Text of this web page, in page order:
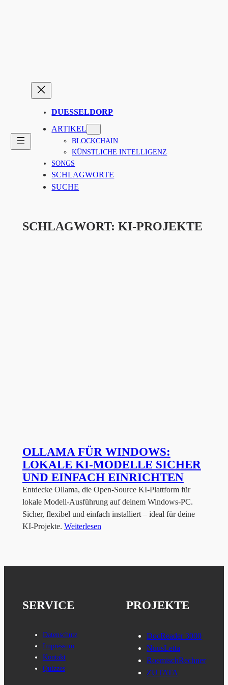
DUESSELDORP
ARTIKEL
BLOCKCHAIN
KÜNSTLICHE INTELLIGENZ
SONGS
SCHLAGWORTE
SUCHE
SCHLAGWORT: KI-PROJEKTE
OLLAMA FÜR WINDOWS:
LOKALE KI-MODELLE SICHER
UND EINFACH EINRICHTEN
Entdecke Ollama, die Open-Source KI-Plattform für
lokale Modell-Ausführung auf deinem Windows-PC.
Sicher, flexibel und einfach installiert – ideal für deine
KI-Projekte. Weiterlesen
SERVICE
Datenschutz
Impressum
Kontakt
Quizzes
PROJEKTE
DocReader 3000
NuusLetta
RoemischRechner
ZUTATA